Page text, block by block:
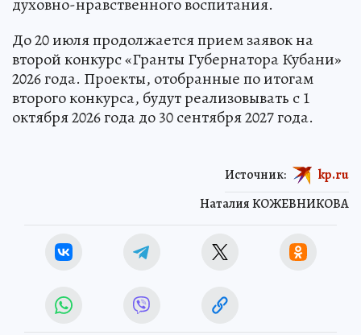
До 20 июля продолжается прием заявок на
второй конкурс «Гранты Губернатора Кубани»
2026 года. Проекты, отобранные по итогам
второго конкурса, будут реализовывать с 1
октября 2026 года до 30 сентября 2027 года.
Наталия КОЖЕВНИКОВА
Источник: kp.ru